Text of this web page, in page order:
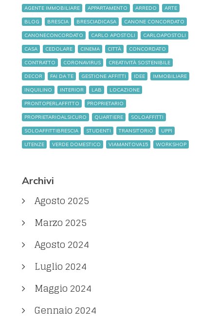
AGENTE IMMOBILIARE APPARTAMENTO ARREDO ARTE
BLOG BRESCIA BRESCIADICASA CANONE CONCORDATO
CANONECONCORDATO CARLO APOSTOLI CARLOAPOSTOLI
CASA CEDOLARE CINEMA CITTÀ CONCORDATO
CONTRATTO CORONAVIRUS CREATIVITÀ SOSTENIBILE
DECOR FAI DA TE GESTIONE AFFITTI IDEE IMMOBILIARE
INQUILINO INTERIOR LAB LOCAZIONE
PRONTOPERLAFFITTO PROPRIETARIO
PROPRIETARIOALSICURO QUARTIERE SOLOAFFITTI
SOLOAFFITTIBRESCIA STUDENTI TRANSITORIO UPPI
UTENZE VERDE DOMESTICO VIAMANTOVA15 WORKSHOP
Archivi
Agosto 2025
Marzo 2025
Agosto 2024
Luglio 2024
Maggio 2024
Gennaio 2024